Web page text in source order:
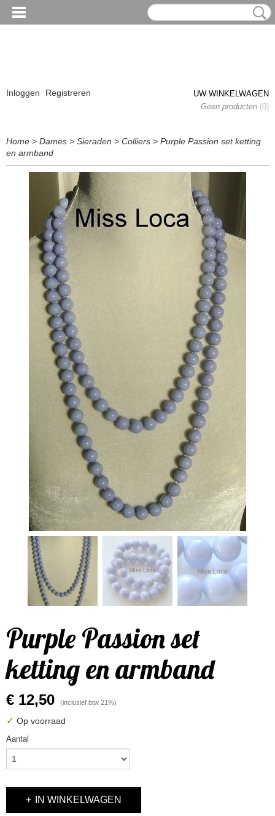
Inloggen Registreren
UW WINKELWAGEN
Geen producten (0)
Home > Dames > Sieraden > Colliers > Purple Passion set ketting
en armband
Purple Passion set
ketting en armband
€ 12,50 (inclusief btw 21%)
✓ Op voorraad
Aantal
IN WINKELWAGEN